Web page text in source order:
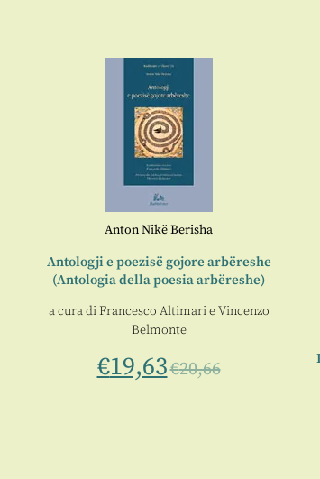
Anton Nikë Berisha
Antologji e poezisë gojore arbëreshe
(Antologia della poesia arbëreshe)
a cura diFrancesco AltimarieVincenzo
Belmonte
€19,63€20,66